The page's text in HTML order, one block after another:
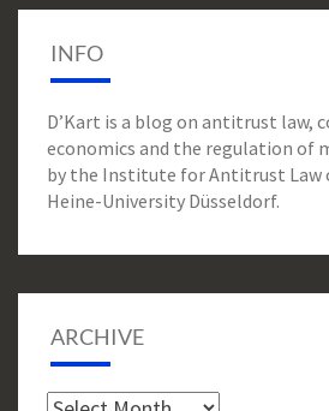
INFO
D’Kart is a blog on antitrust law,
economics and the regulation of
by the Institute for Antitrust Law
Heine-University Düsseldorf.
ARCHIVE
Archive